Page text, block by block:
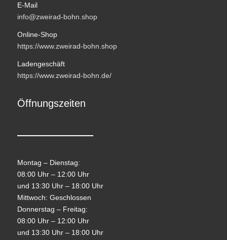
E-Mail
info@zweirad-bohn.shop
Online-Shop
https://www.zweirad-bohn.shop
Ladengeschäft
https://www.zweirad-bohn.de/
Öffnungszeiten
Montag – Dienstag:
08:00 Uhr – 12:00 Uhr
und 13:30 Uhr – 18:00 Uhr
Mittwoch: Geschlossen
Donnerstag – Freitag:
08:00 Uhr – 12:00 Uhr
und 13:30 Uhr – 18:00 Uhr